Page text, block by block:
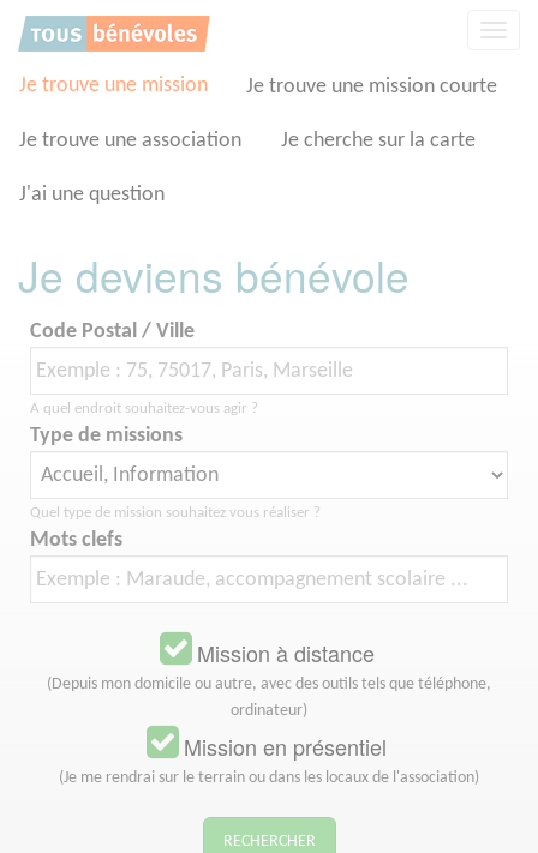
Je trouve une mission Je trouve une mission courte
Je trouve une association Je cherche sur la carte
J'ai une question
Je deviens bénévole
Code Postal / Ville
A quel endroit souhaitez-vous agir ?
Type de missions
Quel type de mission souhaitez vous réaliser ?
Mots clefs
Mission à distance
(Depuis mon domicile ou autre, avec des outils tels que téléphone,
ordinateur)
Mission en présentiel
(Je me rendrai sur le terrain ou dans les locaux de l'association)
RECHERCHER
Panneau de gestion des cookies